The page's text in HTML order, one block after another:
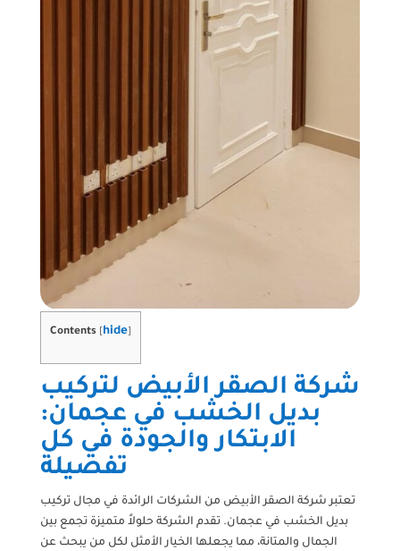
Contents hide]
شركة الصقر الأبيض لتركيب
بديل الخشب في عجمان:
الابتكار والجودة في كل
تفصيلة
تعتبر شركة الصقر الأبيض من الشركات الرائدة في مجال تركيب
بديل الخشب في عجمان. تقدم الشركة حلولاً متميزة تجمع بين
الجمال والمتانة، مما يجعلها الخيار الأمثل لكل من يبحث عن